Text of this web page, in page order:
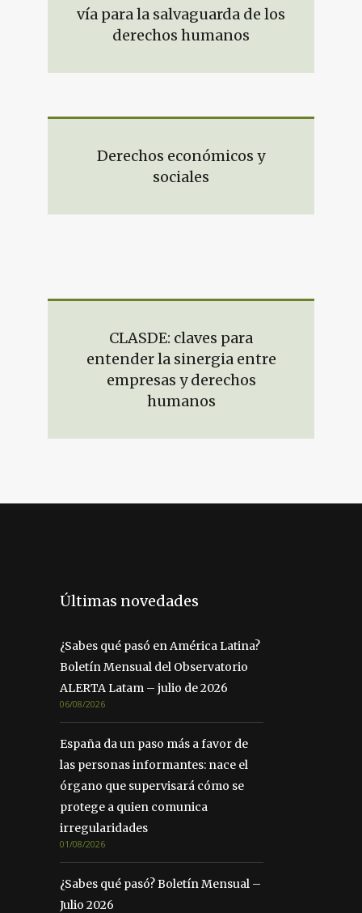
vía para la salvaguarda de los
derechos humanos
Derechos económicos y
sociales
CLASDE: claves para
entender la sinergia entre
empresas y derechos
humanos
Últimas novedades
¿Sabes qué pasó en América Latina?
Boletín Mensual del Observatorio
ALERTA Latam – julio de 2026
06/08/2026
España da un paso más a favor de
las personas informantes: nace el
órgano que supervisará cómo se
protege a quien comunica
irregularidades
01/08/2026
¿Sabes qué pasó? Boletín Mensual –
Julio 2026